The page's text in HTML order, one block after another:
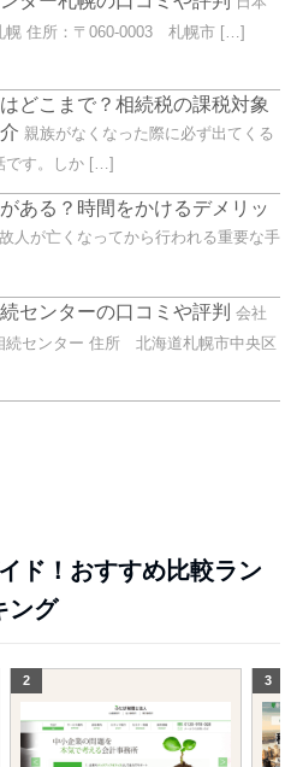
幌 住所：〒060-0003 札幌市 […]
どこまで？相続税の課税対象
親族がなくなった際に必ず出てくる
です。しか […]
ある？時間をかけるデメリッ
人が亡くなってから行われる重要な手
センターの口コミや評判 会社
センター 住所 北海道札幌市中央区
ド！おすすめ比較ラン
ング